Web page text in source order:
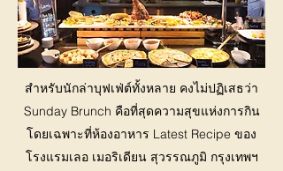
สำหรับนักล่าบุฟเฟ่ต์ทั้งหลาย คงไม่ปฏิเสธว่า
Sunday Brunch คือที่สุดความสุขแห่งการกิน
โดยเฉพาะที่ห้องอาหาร Latest Recipe ของ
โรงแรมเลอ เมอริเดียน สุวรรณภูมิ กรุงเทพฯ